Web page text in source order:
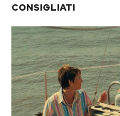
CONSIGLIATI